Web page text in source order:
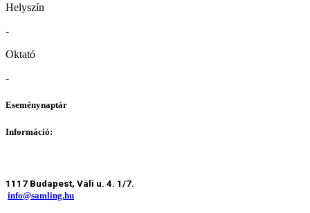
Helyszín
-
Oktató
-
Eseménynaptár
Információ:
1117 Budapest, Váli u. 4. 1/7.
info@samling.hu